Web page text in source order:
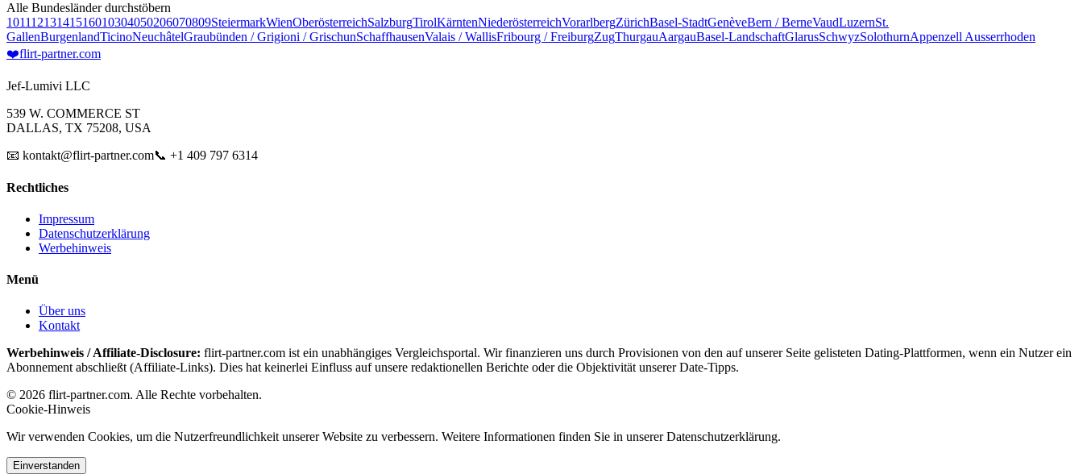
Alle Bundesländer durchstöbern
10111213141516010304050206070809SteiermarkWienOberösterreichSalzburgTirolKärntenNiederösterreichVorarlbergZürichBasel-StadtGenèveBern / BerneVaudLuzernSt.
GallenBurgenlandTicinoNeuchâtelGraubünden / Grigioni / GrischunSchaffhausenValais / WallisFribourg / FreiburgZugThurgauAargauBasel-LandschaftGlarusSchwyzSolothurnAppenzell Ausserrhoden
❤️flirt-partner.com
Jef-Lumivi LLC
539 W. COMMERCE ST
DALLAS, TX 75208, USA
📧 kontakt@flirt-partner.com📞 +1 409 797 6314
Rechtliches
Impressum
Datenschutzerklärung
Werbehinweis
Menü
Über uns
Kontakt
Werbehinweis / Affiliate-Disclosure: flirt-partner.com ist ein unabhängiges Vergleichsportal. Wir finanzieren uns durch Provisionen von den auf unserer Seite gelisteten Dating-Plattformen, wenn ein Nutzer ein
Abonnement abschließt (Affiliate-Links). Dies hat keinerlei Einfluss auf unsere redaktionellen Berichte oder die Objektivität unserer Date-Tipps.
© 2026 flirt-partner.com. Alle Rechte vorbehalten.
Cookie-Hinweis
Wir verwenden Cookies, um die Nutzerfreundlichkeit unserer Website zu verbessern. Weitere Informationen finden Sie in unserer Datenschutzerklärung.
Einverstanden